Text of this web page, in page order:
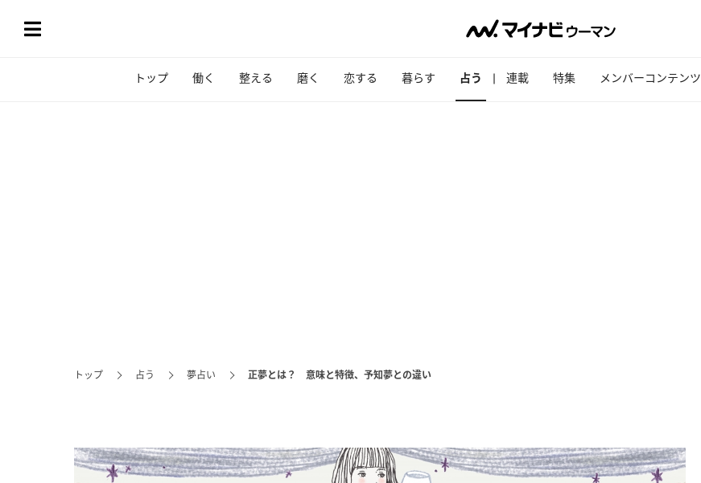
トップ 働く 整える 磨く 恋する 暮らす 占う 連載 特集 メンバーコンテンツ
トップ 占う 夢占い 正夢とは？ 意味と特徴、予知夢との違い